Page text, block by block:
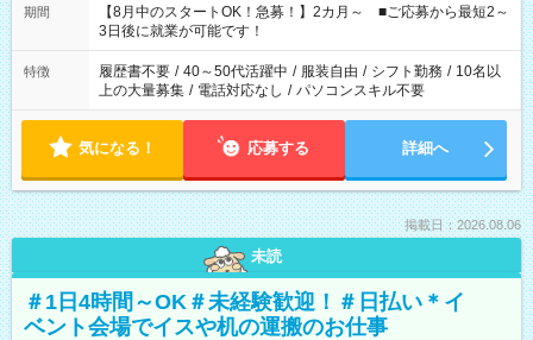
「できれば残業はしたくない」 など、ご希望を教えてください
ね。 ※Wワーク希望の方へ 今ご覧のお仕事で希望する勤務時間
と、もう1つのお仕事の勤務時間。 合計で週40時間を超える場
合は応募できません。
期間
【8月中のスタートOK！急募！】2カ月～ ■ご応募から最短2～
3日後に就業が可能です！
特徴 履歴書不要 / 40～50代活躍中 / 服装自由 / シフト勤務 / 10名以
上の大量募集 / 電話対応なし / パソコンスキル不要
気になる！ 応募する 詳細へ
掲載日：2026.08.06
未読
＃1日4時間～OK＃未経験歓迎！＃日払い＊イ
ベント会場でイスや机の運搬のお仕事